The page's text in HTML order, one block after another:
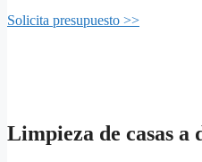
Solicita presupuesto >>
Limpieza de casas